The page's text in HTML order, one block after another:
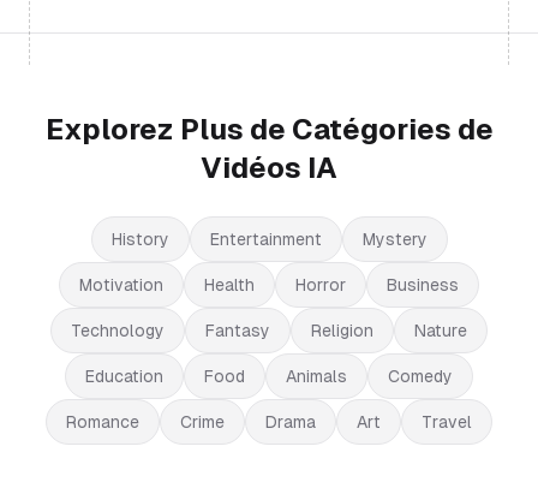
Explorez Plus de Catégories de
Vidéos IA
History Entertainment Mystery
Motivation Health Horror Business
Technology Fantasy Religion Nature
Education Food Animals Comedy
Romance Crime Drama Art Travel